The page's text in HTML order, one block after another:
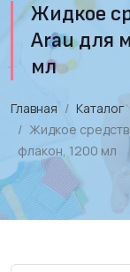
Жидкое
Arau для
мл
Главная
Каталог
Жидкое
флакон, 1200 мл